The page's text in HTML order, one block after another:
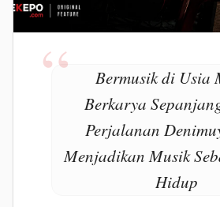
Bermusik di Usia
Berkarya
Perjalanan
Menjadikan Musik
Hidup